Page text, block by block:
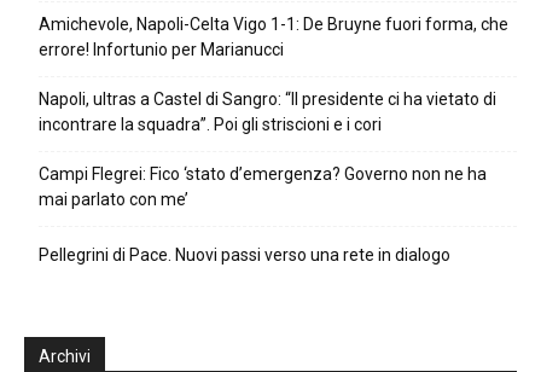
Amichevole, Napoli-Celta Vigo 1-1: De Bruyne fuori forma, che
errore! Infortunio per Marianucci
Napoli, ultras a Castel di Sangro: “Il presidente ci ha vietato di
incontrare la squadra”. Poi gli striscioni e i cori
Campi Flegrei: Fico ‘stato d’emergenza? Governo non ne ha
mai parlato con me’
Pellegrini di Pace. Nuovi passi verso una rete in dialogo
Archivi